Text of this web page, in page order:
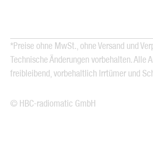
*Preise ohne MwSt., ohne Versand und
Technische Änderungen vorbehalten. Alle
freibleibend, vorbehaltlich Irrtümer und
© HBC-radiomatic GmbH